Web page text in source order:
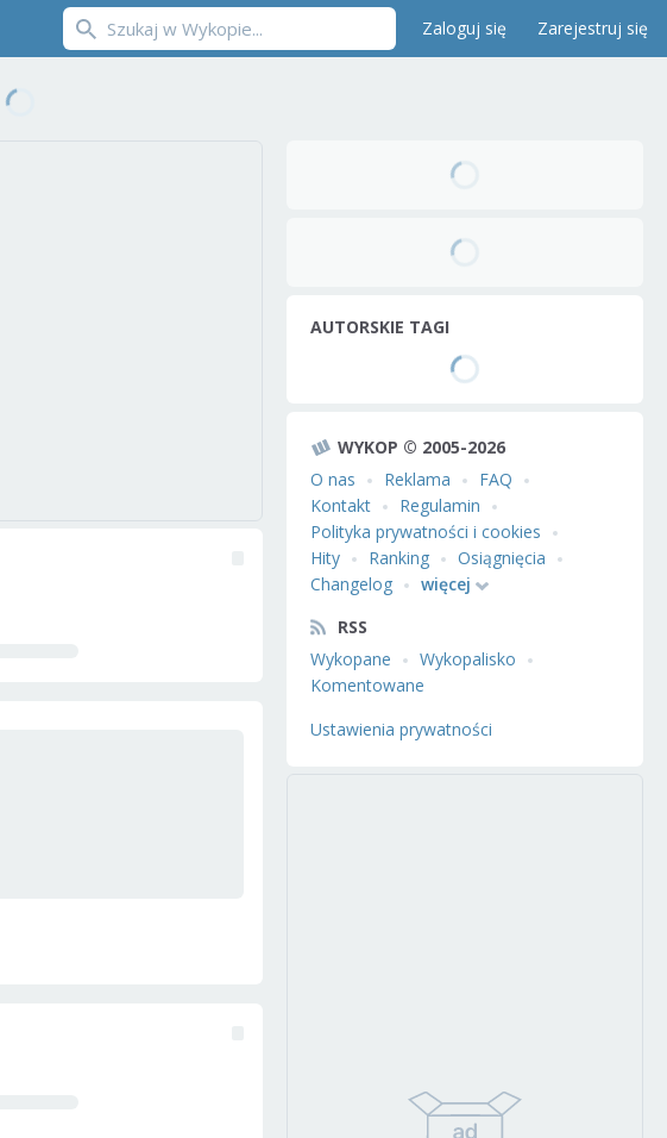
Zaloguj się Zarejestruj się
AUTORSKIE TAGI
WYKOP © 2005-2026
O nas
Reklama
FAQ
Kontakt
Regulamin
Polityka prywatności i cookies
Hity
Ranking
Osiągnięcia
Changelog
więcej
RSS
Wykopane
Wykopalisko
Komentowane
Ustawienia prywatności